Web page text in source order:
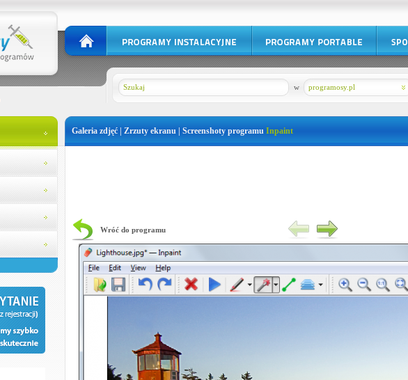
programosy.pl
w
Galeria zdjęć | Zrzuty ekranu | Screenshoty programu Inpaint
Wróć do programu